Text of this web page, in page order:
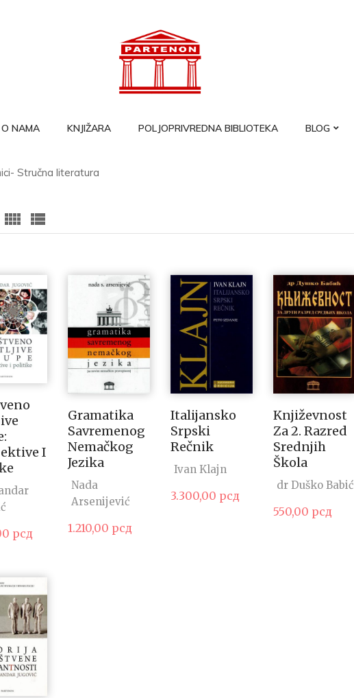
O NAMA KNJIŽARA POLJOPRIVREDNA BIBLIOTEKA BLOG
Stručna literatura
I
рсд
Gramatika
Savremenog
Nemačkog
Jezika
Nada
Arsenijević
1.210,00 рсд
Italijansko
Srpski
Rečnik
Ivan Klajn
3.300,00 рсд
Književnost
Za 2. Razred
Srednjih
Škola
dr Duško Babić
550,00 рсд